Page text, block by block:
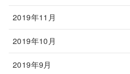
2019年11月
2019年10月
2019年9月